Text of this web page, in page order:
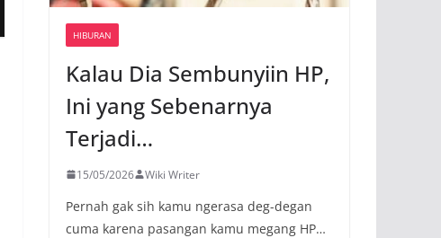
HIBURAN
Kalau Dia Sembunyiin HP,
Ini yang Sebenarnya
Terjadi…
15/05/2026 Wiki Writer
Pernah gak sih kamu ngerasa deg-degan
cuma karena pasangan kamu megang HP…